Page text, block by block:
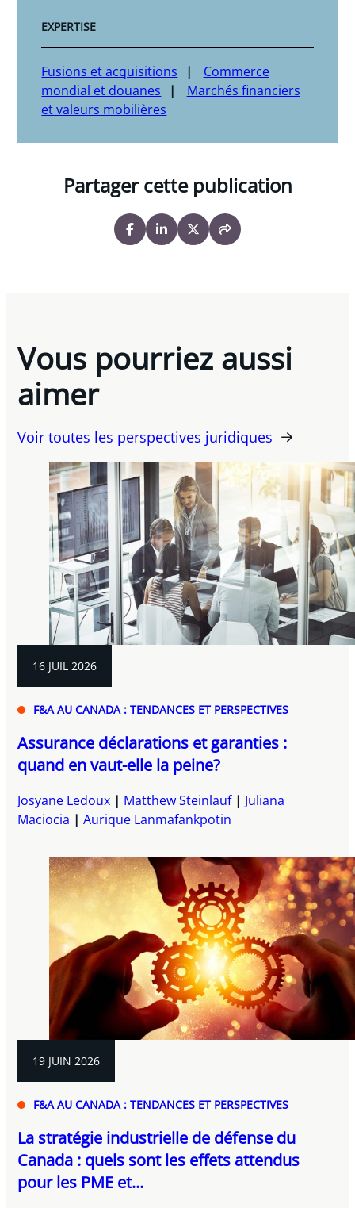
EXPERTISE
Fusions et acquisitions
Commerce
mondial et douanes
Marchés financiers
et valeurs mobilières
Partager cette publication
Vous pourriez aussi
aimer
Voir toutes les perspectives juridiques
16 JUIL 2026
F&A AU CANADA : TENDANCES ET PERSPECTIVES
Assurance déclarations et garanties :
quand en vaut-elle la peine?
Josyane Ledoux Matthew Steinlauf
Juliana
Maciocia
Aurique Lanmafankpotin
19 JUIN 2026
F&A AU CANADA : TENDANCES ET PERSPECTIVES
La stratégie industrielle de défense du
Canada : quels sont les effets attendus
pour les PME et...